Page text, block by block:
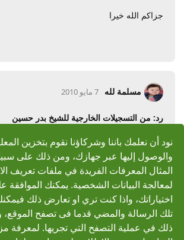
نود أن نعلمك باننا وشركاؤنا نقوم بتخزين
والوصول إليها عبر جهازك، ومن ذلك على
المثال المعرفات الفريدة في ملفات تعريف
لمعالجة البيانات الشخصية. يمكنك الموافقة
اختياراتك، واذا كنت تري او تعارض ذلك
تلك الرسالة والمضي قدما فى تصفح الموقع،
ذلك في عملية التصفح التي تجريها. لمعرفة
جزاكم الله خيرا
مسلمة لله 7 مايو 2010
رد: من التسجيلات الخارجية للشيخ بدر حسين
بارك الله فيك أخي الفاضل ,,, وجزاك الله كل
اضف رد